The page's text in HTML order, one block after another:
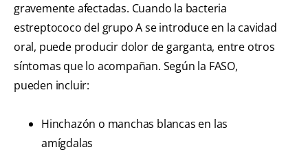
gravemente afectadas. Cuando la bacteria
estreptococo del grupo A se introduce en la cavidad
oral, puede producir dolor de garganta, entre otros
síntomas que lo acompañan. Según la FASO,
pueden incluir:
Hinchazón o manchas blancas en las
amígdalas